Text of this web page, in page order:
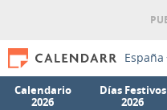
España
Calendario
2026
Días Festivos
2026